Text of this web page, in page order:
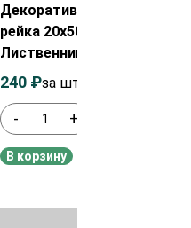
Декоративная деревянная
рейка 20х50х4000 мм
Лиственница, сорт AB
- +
240 ₽за шт.
В корзину